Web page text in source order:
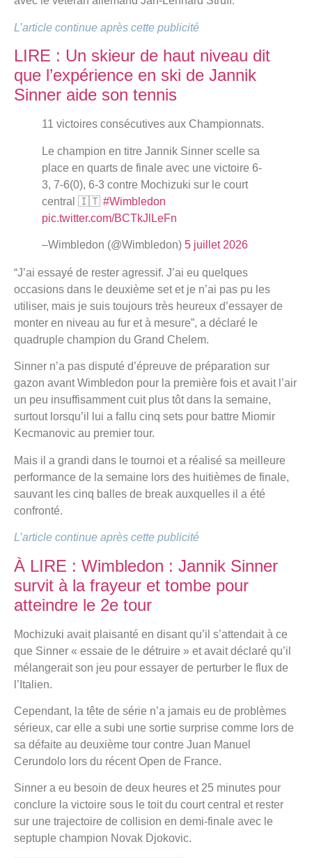
L’article continue après cette publicité
LIRE : Un skieur de haut niveau dit
que l’expérience en ski de Jannik
Sinner aide son tennis
11 victoires consécutives aux Championnats.
Le champion en titre Jannik Sinner scelle sa
place en quarts de finale avec une victoire 6-
3, 7-6(0), 6-3 contre Mochizuki sur le court
central 🇮🇹 #Wimbledon
pic.twitter.com/BCTkJlLeFn
–Wimbledon (@Wimbledon) 5 juillet 2026
“J’ai essayé de rester agressif. J’ai eu quelques
occasions dans le deuxième set et je n’ai pas pu les
utiliser, mais je suis toujours très heureux d’essayer de
monter en niveau au fur et à mesure”, a déclaré le
quadruple champion du Grand Chelem.
Sinner n’a pas disputé d’épreuve de préparation sur
gazon avant Wimbledon pour la première fois et avait l’air
un peu insuffisamment cuit plus tôt dans la semaine,
surtout lorsqu’il lui a fallu cinq sets pour battre Miomir
Kecmanovic au premier tour.
Mais il a grandi dans le tournoi et a réalisé sa meilleure
performance de la semaine lors des huitièmes de finale,
sauvant les cinq balles de break auxquelles il a été
confronté.
L’article continue après cette publicité
À LIRE : Wimbledon : Jannik Sinner
survit à la frayeur et tombe pour
atteindre le 2e tour
Mochizuki avait plaisanté en disant qu’il s’attendait à ce
que Sinner « essaie de le détruire » et avait déclaré qu’il
mélangerait son jeu pour essayer de perturber le flux de
l’Italien.
Cependant, la tête de série n’a jamais eu de problèmes
sérieux, car elle a subi une sortie surprise comme lors de
sa défaite au deuxième tour contre Juan Manuel
Cerundolo lors du récent Open de France.
Sinner a eu besoin de deux heures et 25 minutes pour
conclure la victoire sous le toit du court central et rester
sur une trajectoire de collision en demi-finale avec le
septuple champion Novak Djokovic.